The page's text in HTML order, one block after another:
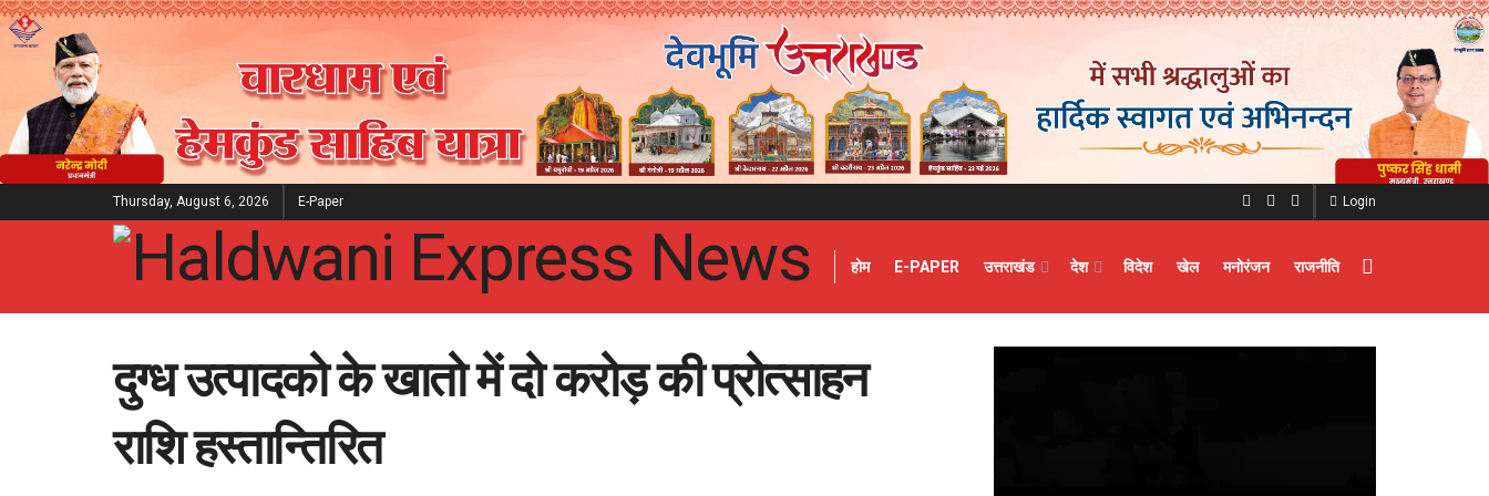
Thursday, August 6, 2026 E-Paper Login
होम E-PAPER उत्तराखंड देश विदेश खेल मनोरंजन राजनीति
दुग्ध उत्पादको के खातो में दो करोड़ की प्रोत्साहन
राशि हस्तान्तिरित